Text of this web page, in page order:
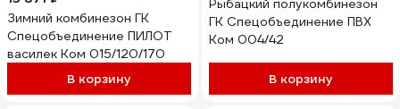
Зимний комбинезон ГК
Спецобъединение ПИЛОТ
василек Ком 015/120/170
В корзину
Рыбацкий полукомбинезон
ГК Спецобъединение ПВХ
Ком 004/42
В корзину